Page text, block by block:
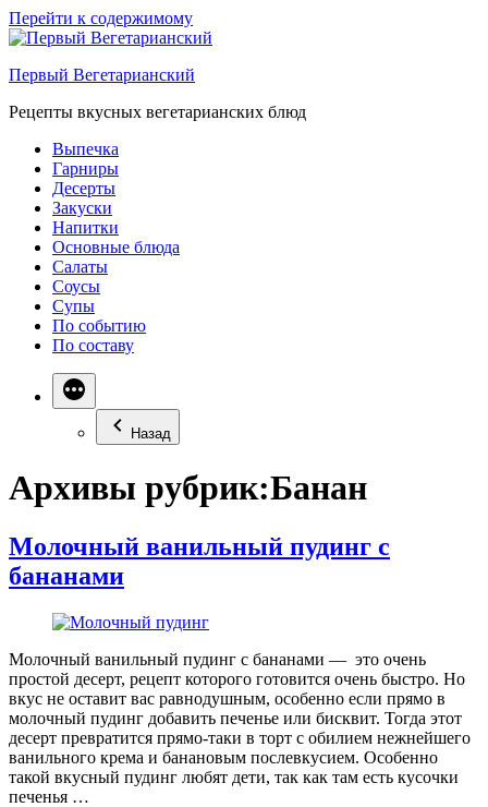
Перейти к содержимому
Первый Вегетарианский
Рецепты вкусных вегетарианских блюд
Выпечка
Гарниры
Десерты
Закуски
Напитки
Основные блюда
Салаты
Соусы
Супы
По событию
По составу
Назад
Архивы рубрик:Банан
Молочный ванильный пудинг с
бананами
Молочный ванильный пудинг с бананами — это очень
простой десерт, рецепт которого готовится очень быстро. Но
вкус не оставит вас равнодушным, особенно если прямо в
молочный пудинг добавить печенье или бисквит. Тогда этот
десерт превратится прямо-таки в торт с обилием нежнейшего
ванильного крема и банановым послевкусием. Особенно
такой вкусный пудинг любят дети, так как там есть кусочки
печенья …